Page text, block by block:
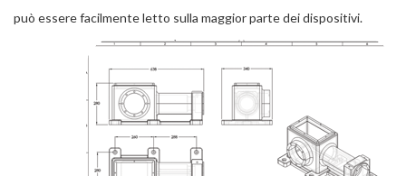
può essere facilmente letto sulla maggior parte dei dispositivi.